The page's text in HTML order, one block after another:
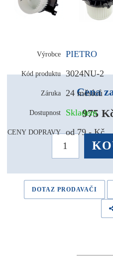
Výrobce PIETRO
Kód produktu 3024NU-2
Záruka 24 měsíců
Dostupnost Skladem
CENY DOPRAVY od 79,- Kč
Cena
975
DOTAZ PRODAVAČI